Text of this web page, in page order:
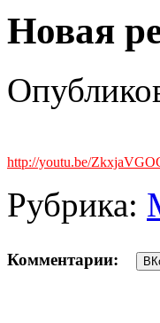
Новая
http://youtu.be/
Рубрика:
Комментарии: